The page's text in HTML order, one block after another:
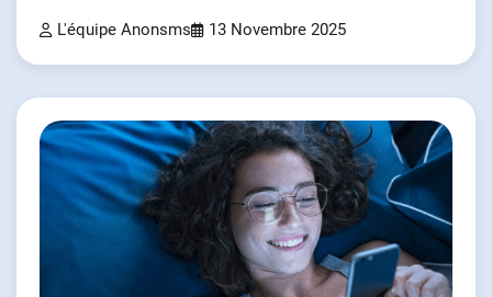
L'équipe Anonsms 13 Novembre 2025